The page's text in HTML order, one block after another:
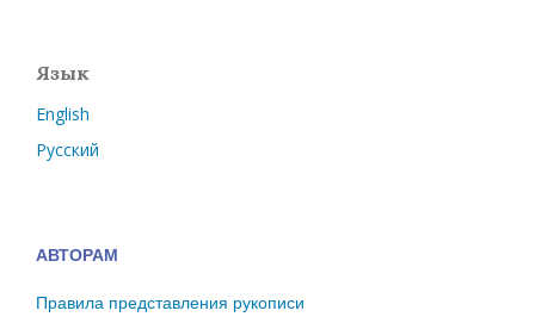
Язык
English
Русский
АВТОРАМ
Правила представления рукописи